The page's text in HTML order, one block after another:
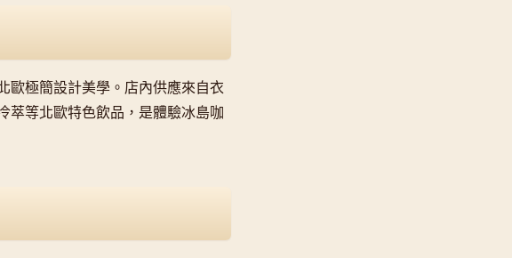
歐極簡設計美學。店內供應來自衣
萃等北歐特色飲品，是體驗冰島咖